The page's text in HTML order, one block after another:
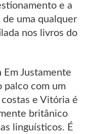
e a
uma qualquer
nos livros do
Justamente
palco com um
e Vitória é
britânico
linguísticos. É